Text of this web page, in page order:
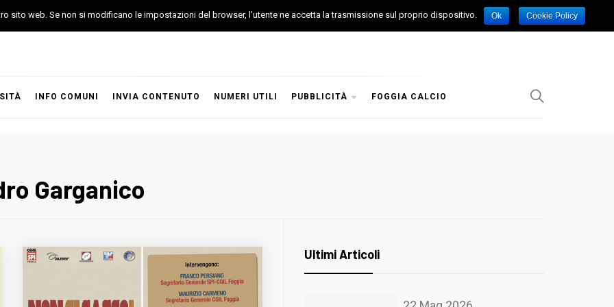
INFO COMUNI INVIA CONTENUTO NUMERI UTILI PUBBLICITÀ FOGGIA CALCIO
Garganico
Ultimi Articoli
sito web. Se non si modificano le impostazioni del browser, l'utente ne accetta la trasmissione sul proprio dispositivo. Ok Cookie Policy